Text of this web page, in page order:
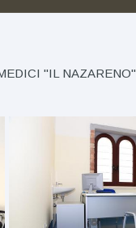
''IL NAZARENO''